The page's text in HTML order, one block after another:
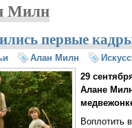
Милн
первые
Алан Милн
29
Алане
Воплотить